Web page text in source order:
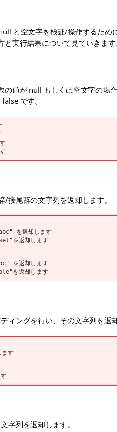
と空文字を検証/操作するため
実行結果について見ていきます
値が null もしくは空文字の場
です。
尾辞の文字列を返却します。
を返却します
返却します
を返却します
を返却します
ングを行い、その文字列を返却
す
字列を返却します。